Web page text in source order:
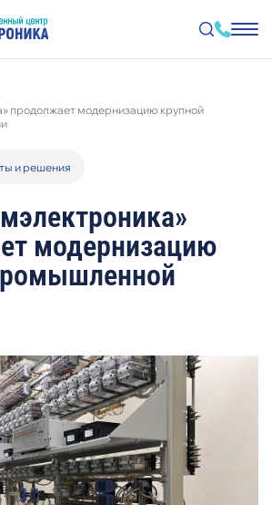
содержанию
и решения
модернизацию